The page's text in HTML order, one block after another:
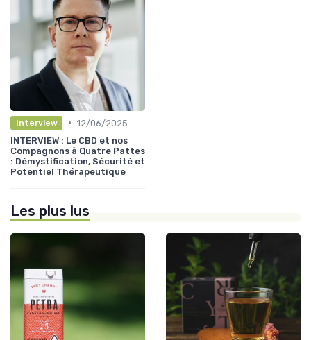
Interview • 12/06/2025
INTERVIEW : Le CBD et nos
Compagnons à Quatre Pattes
: Démystification, Sécurité et
Potentiel Thérapeutique
Les plus lus